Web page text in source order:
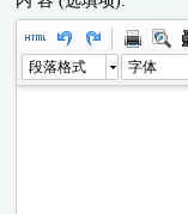
段落格式 字体